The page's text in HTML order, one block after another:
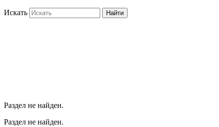
Искать Найти
Раздел не найден.
Раздел не найден.